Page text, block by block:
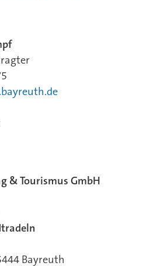
& Tourismus GmbH
Bayreuth